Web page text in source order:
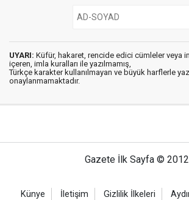
UYARI: Küfür, hakaret, rencide edici cümleler veya
içeren, imla kuralları ile yazılmamış,
Türkçe karakter kullanılmayan ve büyük harflerle
onaylanmamaktadır.
Gazete İlk Sayfa © 2012
Künye İletişim Gizlilik İlkeleri